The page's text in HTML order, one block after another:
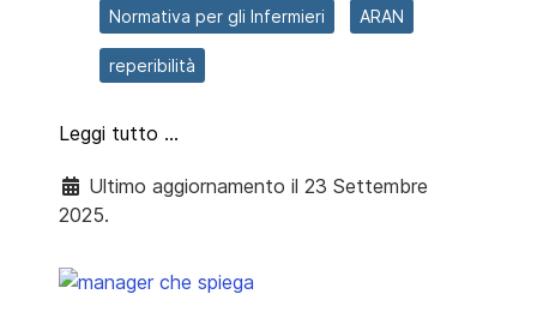
Normativa per gli Infermieri ARAN
reperibilità
Leggi tutto …
Ultimo aggiornamento il 23 Settembre
2025.